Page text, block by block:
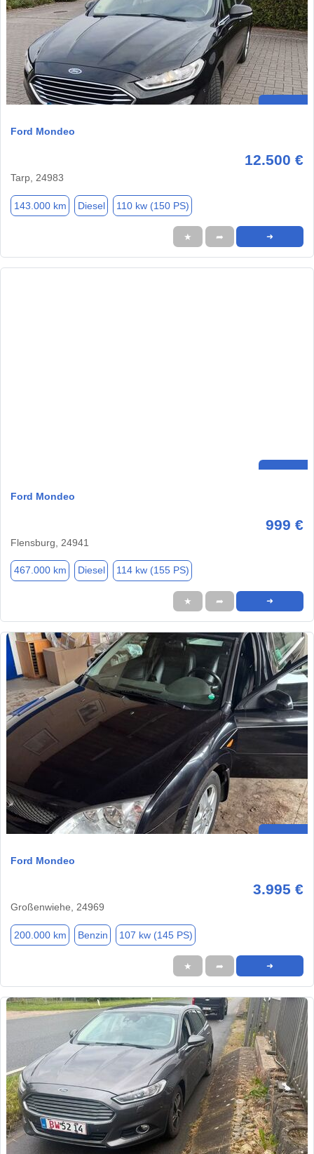
Ford Mondeo
12.500 €
Tarp, 24983
143.000 km Diesel 110 kw (150 PS)
★ ➦ ➜
Ford Mondeo
999 €
Flensburg, 24941
467.000 km Diesel 114 kw (155 PS)
★ ➦ ➜
Ford Mondeo
3.995 €
Großenwiehe, 24969
200.000 km Benzin 107 kw (145 PS)
★ ➦ ➜